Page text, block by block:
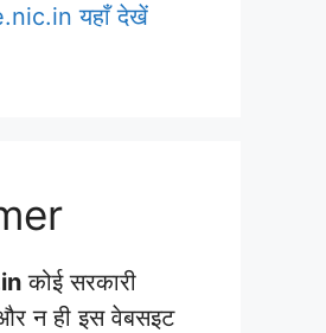
यहाँ देखें
कोई सरकारी
न ही इस वेबसइट